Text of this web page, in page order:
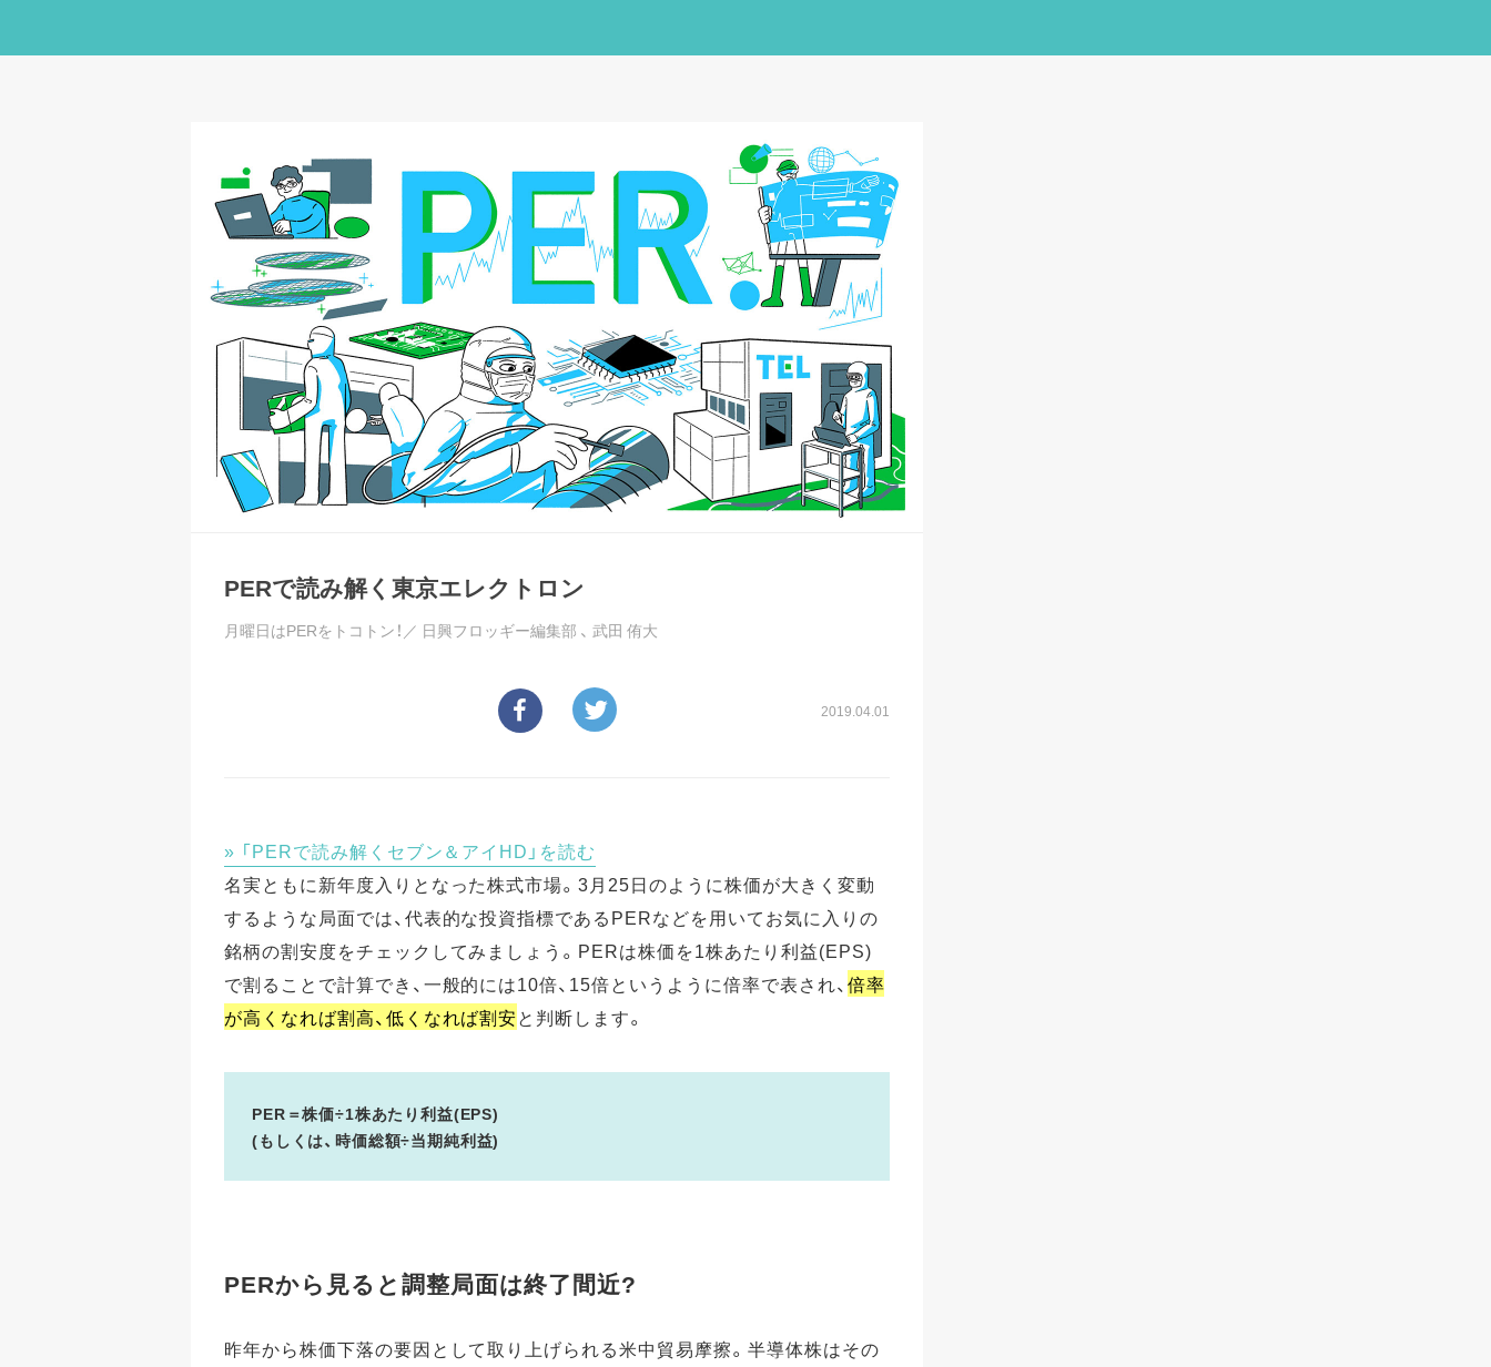
PERで読み解く東京エレクトロン
月曜日はPERをトコトン！／ 日興フロッギー編集部 、 武田 侑大
2019.04.01
「PERで読み解くセブン＆アイHD」を読む
名実ともに新年度入りとなった株式市場。3月25日のように株価が大きく変動
するような局面では、代表的な投資指標であるPERなどを用いてお気に入りの
銘柄の割安度をチェックしてみましょう。PERは株価を1株あたり利益(EPS)
で割ることで計算でき、一般的には10倍、15倍というように倍率で表され、倍率
が高くなれば割高、低くなれば割安と判断します。
PER＝株価÷1株あたり利益(EPS)
(もしくは、時価総額÷当期純利益)
PERから見ると調整局面は終了間近?
昨年から株価下落の要因として取り上げられる米中貿易摩擦。半導体株はその